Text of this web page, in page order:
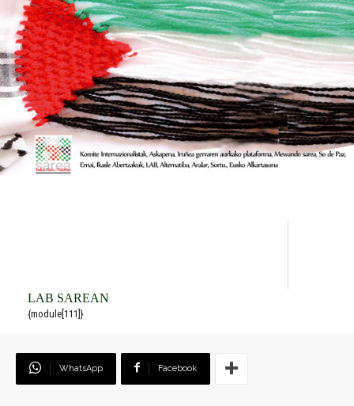
LAB SAREAN
{module[111]}
WhatsApp Facebook